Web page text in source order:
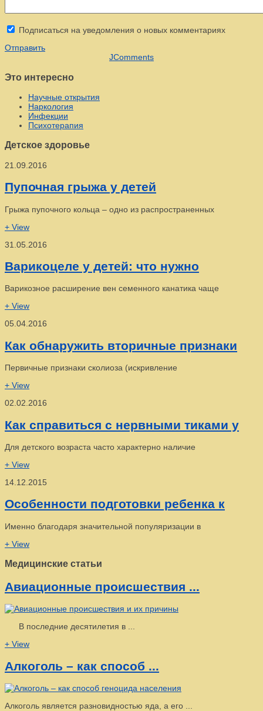
Подписаться на уведомления о новых комментариях
Отправить
JComments
Это интересно
Научные открытия
Наркология
Инфекции
Психотерапия
Детское здоровье
21.09.2016
Пупочная грыжа у детей
Грыжа пупочного кольца – одно из распространенных
+ View
31.05.2016
Варикоцеле у детей: что нужно
Варикозное расширение вен семенного канатика чаще
+ View
05.04.2016
Как обнаружить вторичные признаки
Первичные признаки сколиоза (искривление
+ View
02.02.2016
Как справиться с нервными тиками у
Для детского возраста часто характерно наличие
+ View
14.12.2015
Особенности подготовки ребенка к
Именно благодаря значительной популяризации в
+ View
Медицинские статьи
Авиационные происшествия ...
В последние десятилетия в ...
+ View
Алкоголь – как способ ...
Алкоголь является разновидностью яда, а его ...